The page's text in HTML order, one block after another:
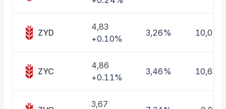
ZYD
4,83
+0.10%
3,26% 10,01%
ZYC
4,86
+0.11%
3,46% 10,63%
3,67